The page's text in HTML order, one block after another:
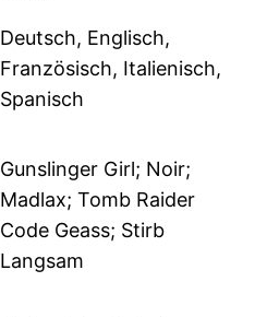
Deutsch, Englisch,
Französisch, Italienisch,
Spanisch
Gunslinger Girl; Noir;
Madlax; Tomb Raider
Code Geass; Stirb
Langsam